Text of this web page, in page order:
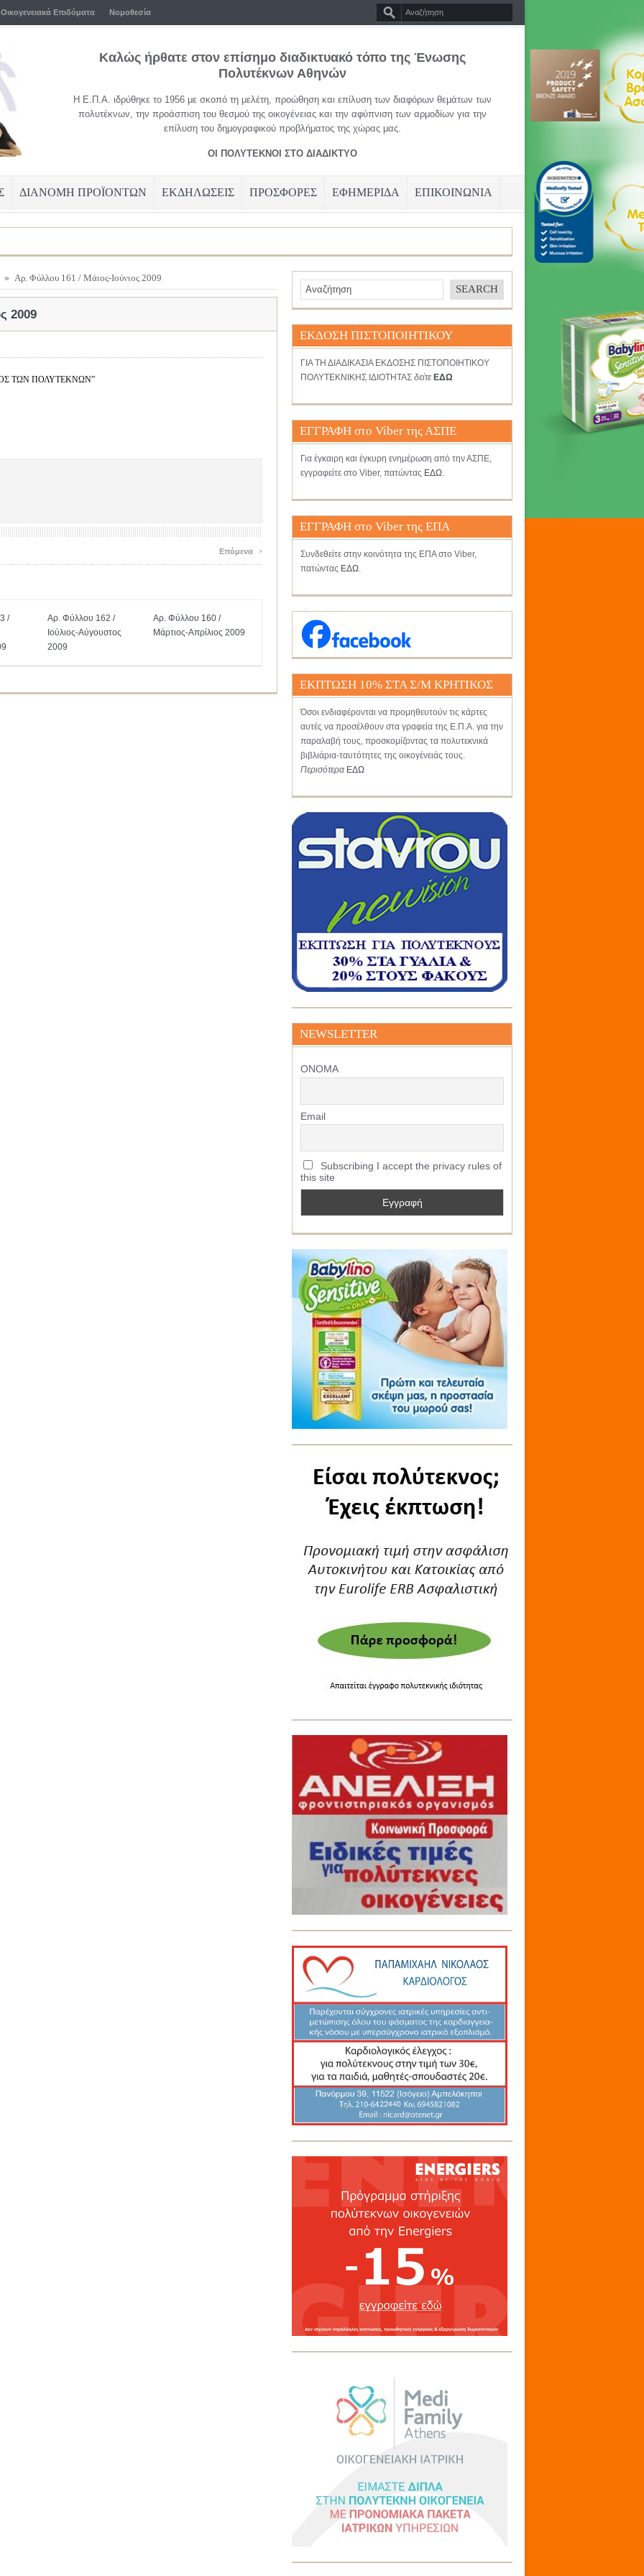
Οικογενειακά Επιδόματα Νομοθεσία
Καλώς ήρθατε στον επίσημο διαδικτυακό τόπο της Ένωσης
Πολυτέκνων Αθηνών
Η Ε.Π.Α. ιδρύθηκε το 1956 με σκοπό τη μελέτη, προώθηση και επίλυση των διαφόρων θεμάτων των
πολυτέκνων, την προάσπιση του θεσμού της οικογένειας και την αφύπνιση των αρμοδίων για την
επίλυση του δημογραφικού προβλήματος της χώρας μας.
ΟΙ ΠΟΛΥΤΕΚΝΟΙ ΣΤΟ ΔΙΑΔΙΚΤΥΟ
ΔΙΑΝΟΜΗ ΠΡΟΪΟΝΤΩΝ ΕΚΔΗΛΩΣΕΙΣ ΠΡΟΣΦΟΡΕΣ ΕΦΗΜΕΡΙΔΑ ΕΠΙΚΟΙΝΩΝΙΑ
» Αρ. Φύλλου 161 / Μάιος-Ιούνιος 2009
2009
ΤΩΝ ΠΟΛΥΤΕΚΝΩΝ”
Επόμενα ›
/
Αρ. Φύλλου 162 /
Ιούλιος-Αύγουστος
2009
Αρ. Φύλλου 160 /
Μάρτιος-Απρίλιος 2009
ΕΚΔΟΣΗ ΠΙΣΤΟΠΟΙΗΤΙΚΟΥ
ΓΙΑ ΤΗ ΔΙΑΔΙΚΑΣΙΑ ΕΚΔΟΣΗΣ ΠΙΣΤΟΠΟΙΗΤΙΚΟΥ
ΠΟΛΥΤΕΚΝΙΚΗΣ ΙΔΙΟΤΗΤΑΣ δείτε ΕΔΩ
ΕΓΓΡΑΦΗ στο Viber της ΑΣΠΕ
Για έγκαιρη και έγκυρη ενημέρωση από την ΑΣΠΕ,
εγγραφείτε στο Viber, πατώντας ΕΔΩ.
ΕΓΓΡΑΦΗ στο Viber της ΕΠΑ
Συνδεθείτε στην κοινότητα της ΕΠΑ στο Viber,
πατώντας ΕΔΩ.
ΕΚΠΤΩΣΗ 10% ΣΤΑ Σ/Μ ΚΡΗΤΙΚΟΣ
Όσοι ενδιαφέρονται να προμηθευτούν τις κάρτες
αυτές να προσέλθουν στα γραφεία της Ε.Π.Α. για την
παραλαβή τους, προσκομίζοντας τα πολυτεκνικά
βιβλιάρια-ταυτότητες της οικογένειάς τους.
Περισότερα ΕΔΩ
NEWSLETTER
ΟΝΟΜΑ
Email
Subscribing I accept the privacy rules of
this site